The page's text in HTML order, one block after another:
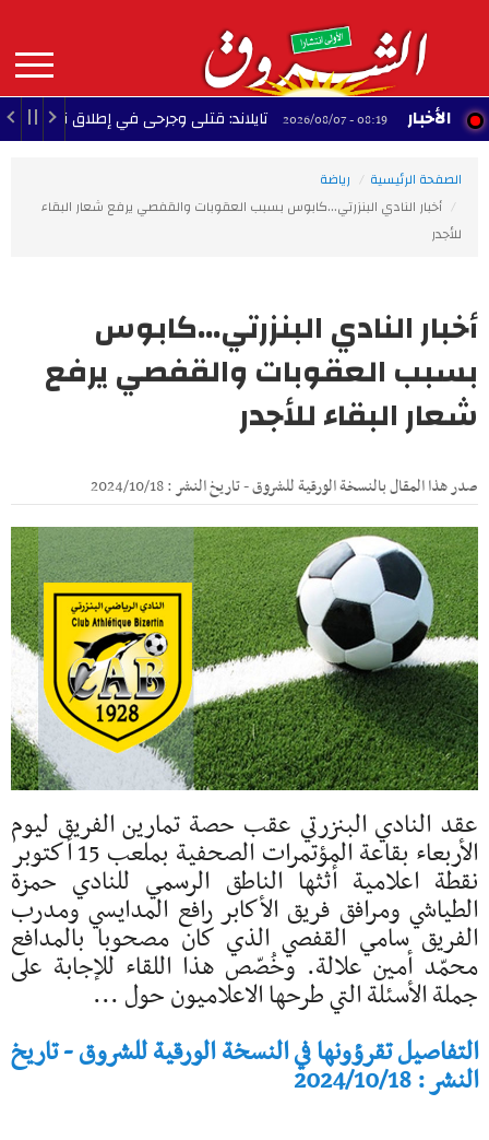
contenu
principal
MAIN
NAVIGATION الأخبار
08:19 - 2026/08/07 تايلاند: قتلى وجرحى في إطلاق نار داخل مدرسة
الصفحة الرئيسية
رياضة
أخبار النادي البنزرتي...كابوس بسبب العقوبات والقفصي يرفع شعار البقاء
للأجدر
أخبار النادي البنزرتي...كابوس
بسبب العقوبات والقفصي يرفع
شعار البقاء للأجدر
صدر هذا المقال بالنسخة الورقية للشروق - تاريخ النشر : 2024/10/18
عقد النادي البنزرتي عقب حصة تمارين الفريق ليوم
الأربعاء بقاعة المؤتمرات الصحفية بملعب 15 أكتوبر
نقطة اعلامية أثثها الناطق الرسمي للنادي حمزة
الطياشي ومرافق فريق الأكابر رافع المدايسي ومدرب
الفريق سامي القفصي الذي كان مصحوبا بالمدافع
محمّد أمين علالة. وخُصّص هذا اللقاء للإجابة على
جملة الأسئلة التي طرحها الاعلاميون حول ...
التفاصيل تقرؤونها في النسخة الورقية للشروق - تاريخ
النشر : 2024/10/18